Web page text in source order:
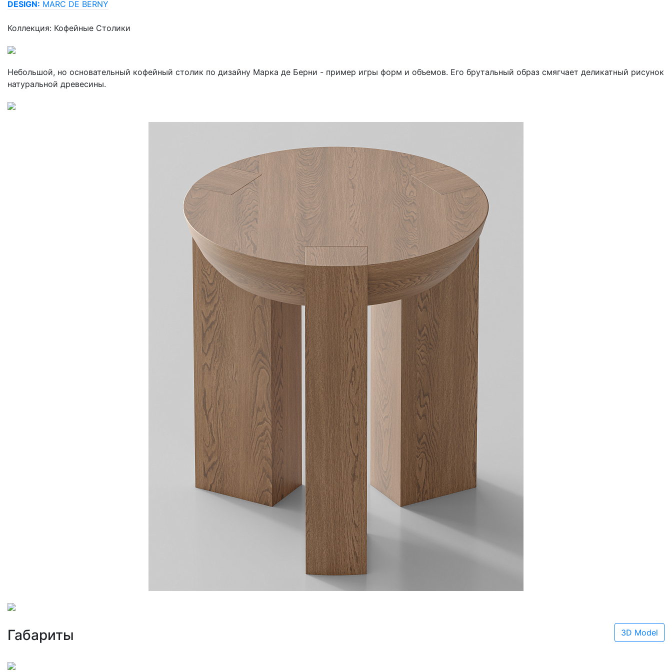
DESIGN: MARC DE BERNY
Коллекция: Кофейные Столики
Небольшой, но основательный кофейный столик по дизайну Марка де Берни - пример игры форм и объемов. Его брутальный образ смягчает деликатный рисунок
натуральной древесины.
Габариты 3D Model